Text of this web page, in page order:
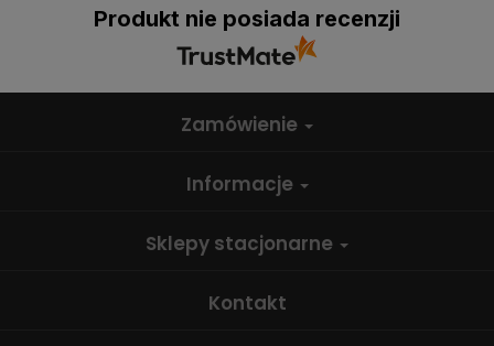
Produkt nie posiada recenzji
Zamówienie
Informacje
Sklepy stacjonarne
Kontakt